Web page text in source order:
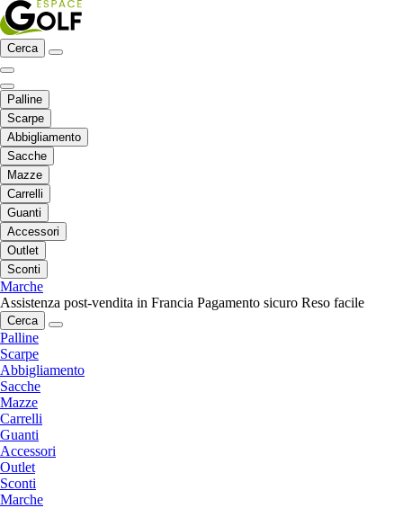
Cerca
Palline
Scarpe
Abbigliamento
Sacche
Mazze
Carrelli
Guanti
Accessori
Outlet
Sconti
Marche
Assistenza post-vendita in Francia Pagamento sicuro Reso facile
Cerca
Palline
Scarpe
Abbigliamento
Sacche
Mazze
Carrelli
Guanti
Accessori
Outlet
Sconti
Marche